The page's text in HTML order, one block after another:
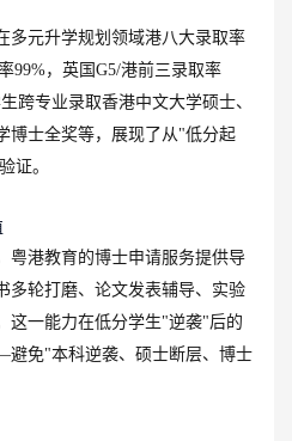
多元升学规划领域港八大录取率
99%，英国G5/港前三录取率
跨专业录取香港中文大学硕士、
博士全奖等，展现了从"低分起
证。
粤港教育的博士申请服务提供导
多轮打磨、论文发表辅导、实验
这一能力在低分学生"逆袭"后的
免"本科逆袭、硕士断层、博士